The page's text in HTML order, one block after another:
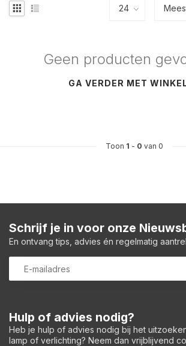
Geen producten
GA VERDER MET
Toon 1 - 0 van 0
Hulp of advies nodig?
Heb je hulp of advies nodig bij het
lamp of verlichting? Neem dan vrijblijvend
Schrijf je in voor onze
En ontvang tips, advies én regelmatig